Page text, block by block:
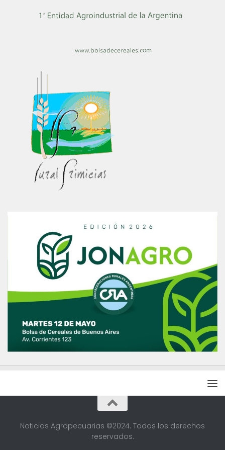
Noticias Agropecuarias ©2024. Todos los derechos
reservados.